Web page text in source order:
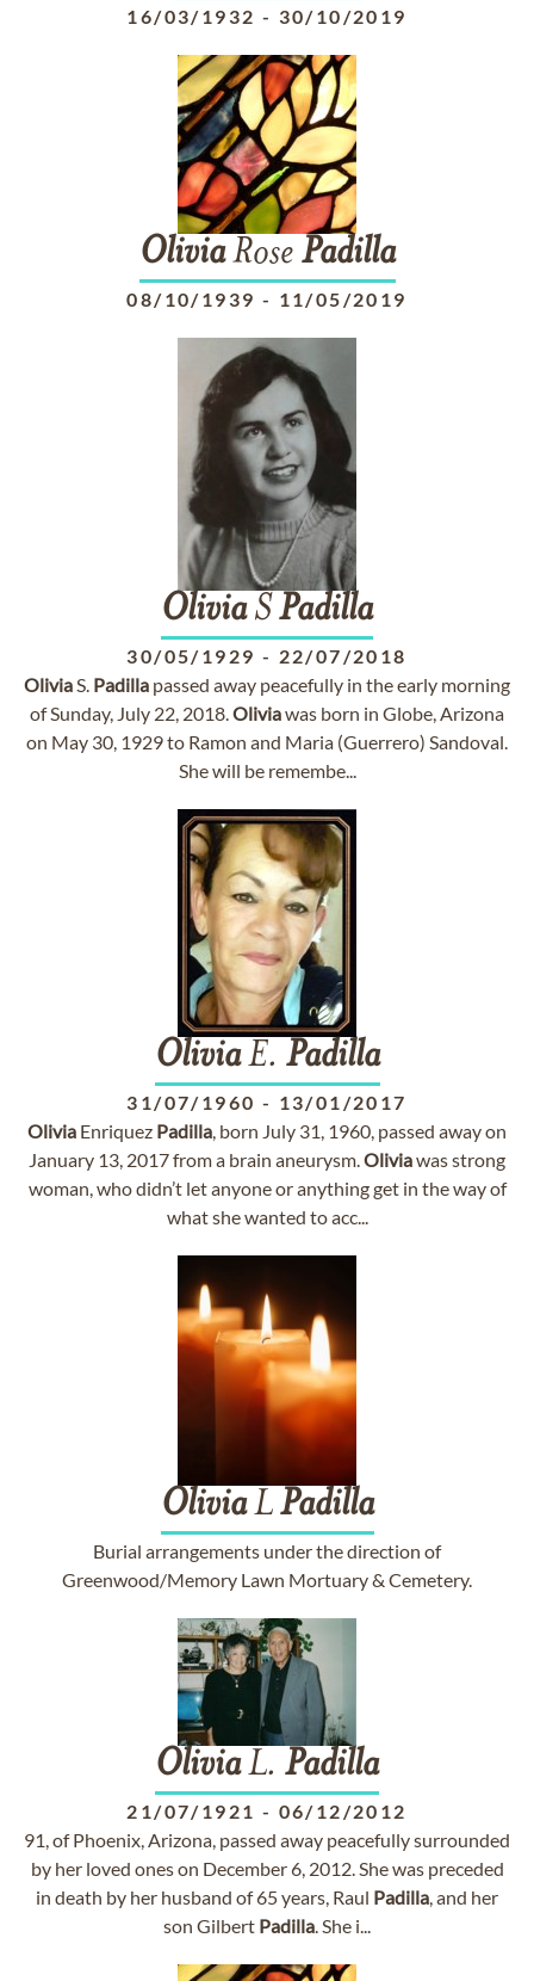
16/03/1932 - 30/10/2019
OliviaRose Padilla
08/10/1939 - 11/05/2019
OliviaSPadilla
30/05/1929 - 22/07/2018
OliviaS. Padilla passed away peacefully in the early morning
of Sunday, July 22, 2018.Oliviawas born in Globe, Arizona
on May 30, 1929 to Ramon and Maria (Guerrero) Sandoval.
She will be remembe...
OliviaE. Padilla
31/07/1960 - 13/01/2017
Olivia Enriquez Padilla, born July 31, 1960, passed away on
January 13, 2017 from a brain aneurysm.Oliviawas strong
woman, who didn’t let anyone or anything get in the way of
what she wanted to acc...
OliviaLPadilla
Burial arrangements under the direction of
Greenwood/Memory Lawn Mortuary & Cemetery.
OliviaL. Padilla
21/07/1921 - 06/12/2012
91, of Phoenix, Arizona, passed away peacefully surrounded
by her loved ones on December 6, 2012. She was preceded
in death by her husband of 65 years, Raul Padilla, and her
son Gilbert Padilla. She i...